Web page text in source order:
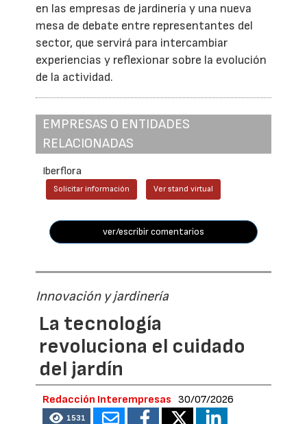
en las empresas de jardinería y una nueva
mesa de debate entre representantes del
sector, que servirá para intercambiar
experiencias y reflexionar sobre la evolución
de la actividad.
EMPRESAS O ENTIDADES
RELACIONADAS
Iberflora
Solicitar información Ver stand virtual
ver/escribir comentarios
Innovación y jardinería
La tecnología
revoluciona el cuidado
del jardín
Redacción Interempresas 30/07/2026
1531